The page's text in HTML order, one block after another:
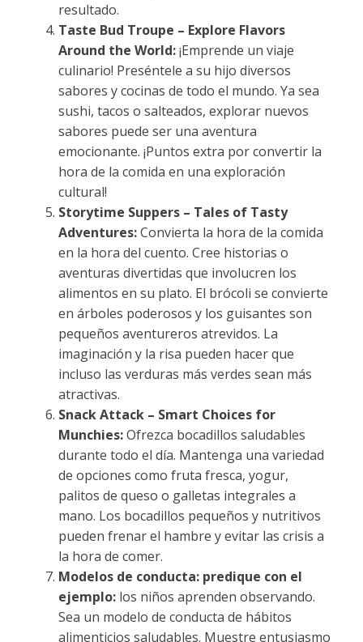
resultado.
Taste Bud Troupe – Explore Flavors
Around the World:¡Emprende un viaje
culinario! Preséntele a su hijo diversos
sabores y cocinas de todo el mundo. Ya sea
sushi, tacos o salteados, explorar nuevos
sabores puede ser una aventura
emocionante. ¡Puntos extra por convertir la
hora de la comida en una exploración
cultural!
Storytime Suppers – Tales of Tasty
Adventures:Convierta la hora de la comida
en la hora del cuento. Cree historias o
aventuras divertidas que involucren los
alimentos en su plato. El brócoli se convierte
en árboles poderosos y los guisantes son
pequeños aventureros atrevidos. La
imaginación y la risa pueden hacer que
incluso las verduras más verdes sean más
atractivas.
Snack Attack – Smart Choices for
Munchies:Ofrezca bocadillos saludables
durante todo el día. Mantenga una variedad
de opciones como fruta fresca, yogur,
palitos de queso o galletas integrales a
mano. Los bocadillos pequeños y nutritivos
pueden frenar el hambre y evitar las crisis a
la hora de comer.
Modelos de conducta: predique con el
ejemplo: los niños aprenden observando.
Sea un modelo de conducta de hábitos
alimenticios saludables. Muestre entusiasmo